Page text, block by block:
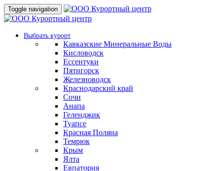
Toggle navigation
Выбрать курорт
Кавказские Минеральные Воды
Кисловодск
Ессентуки
Пятигорск
Железноводск
Краснодарский край
Сочи
Анапа
Геленджик
Туапсе
Красная Поляна
Темрюк
Крым
Ялта
Евпатория